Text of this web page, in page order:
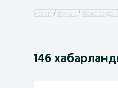
Негізгі Жұмыс Жеке сауда
146